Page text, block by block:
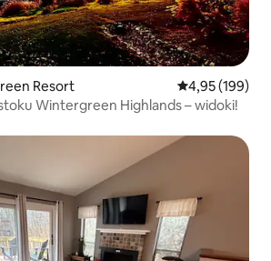
Resort Średnia
4,95 (199)
Wintergreen Highlands – widoki!